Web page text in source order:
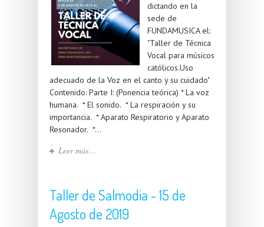
dictando en la
sede de
FUNDAMUSICA el:
"Taller de Técnica
Vocal para músicos
católicos.Uso
adecuado de la Voz en el canto y su cuidado"
Contenido: Parte I: (Ponencia teórica) * La voz
humana. * El sonido. * La respiración y su
importancia. * Aparato Respiratorio y Aparato
Resonador. *...
Leer más…
Taller de Salmodia - 15 de
Agosto de 2019